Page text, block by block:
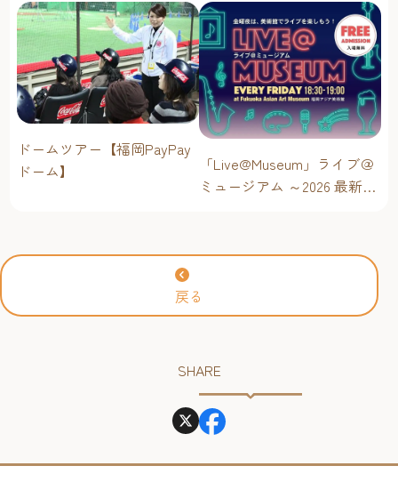
ドームツアー【福岡PayPay
ドーム】
「Live@Museum」ライブ＠
ミュージアム ～2026 最新イ
戻る
SHARE